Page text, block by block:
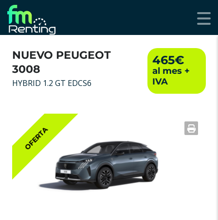
NUEVO PEUGEOT
3008
HYBRID 1.2 GT EDCS6
465€
OFERTA